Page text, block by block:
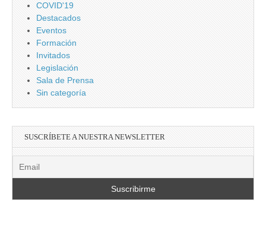
COVID'19
Destacados
Eventos
Formación
Invitados
Legislación
Sala de Prensa
Sin categoría
SUSCRÍBETE A NUESTRA NEWSLETTER